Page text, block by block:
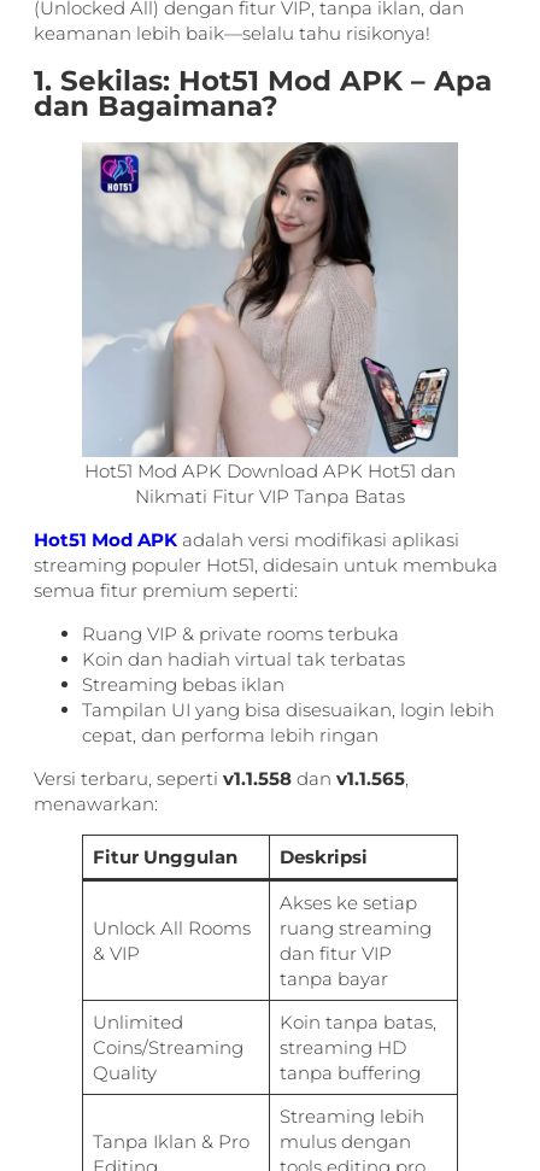
(Unlocked All) dengan fitur VIP, tanpa iklan, dan
keamanan lebih baik—selalu tahu risikonya!
1. Sekilas: Hot51 Mod APK – Apa
dan Bagaimana?
Hot51 Mod APK Download APK Hot51 dan
Nikmati Fitur VIP Tanpa Batas
Hot51 Mod APK adalah versi modifikasi aplikasi
streaming populer Hot51, didesain untuk membuka
semua fitur premium seperti:
Ruang VIP & private rooms terbuka
Koin dan hadiah virtual tak terbatas
Streaming bebas iklan
Tampilan UI yang bisa disesuaikan, login lebih
cepat, dan performa lebih ringan
Versi terbaru, seperti v1.1.558 dan v1.1.565
menawarkan:
Fitur Unggulan Deskripsi
Unlock All Rooms
& VIP
Akses ke setiap
ruang streaming
dan fitur VIP
tanpa bayar
Unlimited
Coins/Streaming
Quality
Koin tanpa batas,
streaming HD
tanpa buffering
Tanpa Iklan & Pro
Streaming lebih
mulus dengan